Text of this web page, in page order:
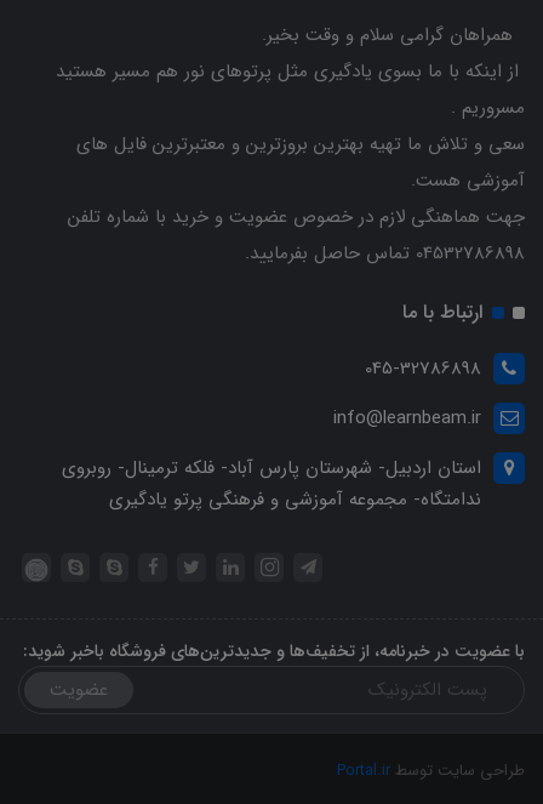
همراهان گرامی سلام و وقت بخیر.
از اینکه با ما بسوی یادگیری مثل پرتوهای نور هم مسیر هستید
مسروریم .
سعی و تلاش ما تهیه بهترین بروزترین و معتبرترین فایل های
آموزشی هست.
جهت هماهنگی لازم در خصوص عضویت و خرید با شماره تلفن
04532786898 تماس حاصل بفرمایید.
ارتباط با ما
045-32786898
info@learnbeam.ir
استان اردبیل- شهرستان پارس آباد- فلکه ترمینال- روبروی
ندامتگاه- مجموعه آموزشی و فرهنگی پرتو یادگیری
با عضویت در خبرنامه، از تخفیف‌ها و جدیدترین‌های فروشگاه باخبر شوید:
عضویت
طراحی سایت توسط Portal.ir